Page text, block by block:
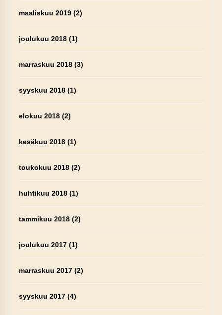
maaliskuu 2019(2)
joulukuu 2018(1)
marraskuu 2018(3)
syyskuu 2018(1)
elokuu 2018(2)
kesäkuu 2018(1)
toukokuu 2018(2)
huhtikuu 2018(1)
tammikuu 2018(2)
joulukuu 2017(1)
marraskuu 2017(2)
syyskuu 2017(4)